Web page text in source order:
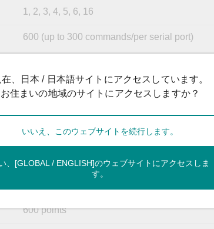
1, 2, 3, 4, 5, 6, 16
600 (up to 300 commands/per serial port)
1, 2, 3, 4, 5, 6, 16
32
600 points
、日本 / 日本語サイトにアクセスしています。
お住まいの地域のサイトにアクセスしますか？
いいえ、このウェブサイトを続行します。
、[GLOBAL / ENGLISH]のウェブサイトにアクセスしま
す。